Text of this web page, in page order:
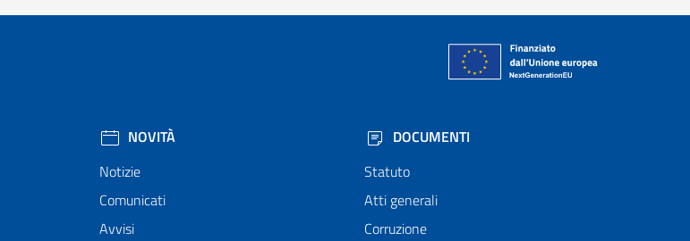
NOVITÀ
Notizie
Comunicati
Avvisi
DOCUMENTI
Statuto
Atti generali
Corruzione